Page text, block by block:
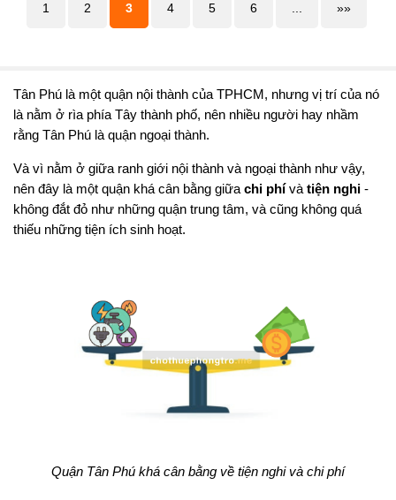
1 2 3 4 5 6 »»
Tân Phú là một quận nội thành của TPHCM, nhưng vị trí của nó
là nằm ở rìa phía Tây thành phố, nên nhiều người hay nhầm
rằng Tân Phú là quận ngoại thành.
Và vì nằm ở giữa ranh giới nội thành và ngoại thành như vậy,
nên đây là một quận khá cân bằng giữa chi phívà tiện nghi -
không đắt đỏ như những quận trung tâm, và cũng không quá
thiếu những tiện ích sinh hoạt.
Quận Tân Phú khá cân bằng về tiện nghi và chi phí